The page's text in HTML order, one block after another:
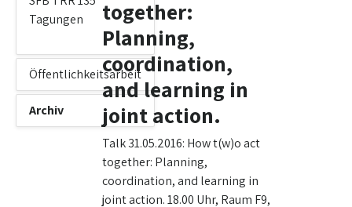
Tagungen
Öffentlichkeitsarbeit
Archiv
together:
Planning,
coordination,
and learning in
joint action.
Talk 31.05.2016: How t(w)o act
together: Planning,
coordination, and learning in
joint action. 18.00 Uhr, Raum F9,